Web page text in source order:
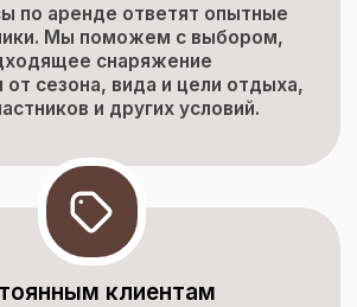
по аренде ответят опытные
Мы поможем с выбором,
снаряжение
от сезона, вида и цели отдыха,
и других условий.
клиентам